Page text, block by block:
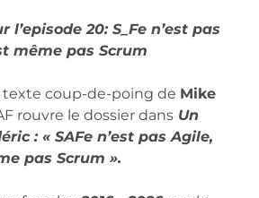
l’episode 20: S_Fe n’est pas
même pas Scrum
texte coup-de-poing de Mike
rouvre le dossier dans Un
: « SAFe n’est pas Agile,
pas Scrum ».